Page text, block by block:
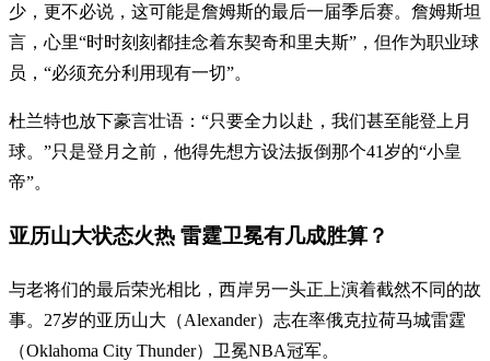
少，更不必说，这可能是詹姆斯的最后一届季后赛。詹姆斯坦
言，心里“时时刻刻都挂念着东契奇和里夫斯”，但作为职业球
员，“必须充分利用现有一切”。
杜兰特也放下豪言壮语：“只要全力以赴，我们甚至能登上月
球。”只是登月之前，他得先想方设法扳倒那个41岁的“小皇
帝”。
亚历山大状态火热 雷霆卫冕有几成胜算？
与老将们的最后荣光相比，西岸另一头正上演着截然不同的故
事。27岁的亚历山大（Alexander）志在率俄克拉荷马城雷霆
（Oklahoma City Thunder）卫冕NBA冠军。